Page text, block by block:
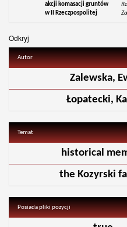
akcji komasacji gruntów
w II Rzeczpospolitej
Odkryj
Autor
Zalewska,
Łopatecki,
Temat
historical
the Kozyrski
Posiada pliki pozycji